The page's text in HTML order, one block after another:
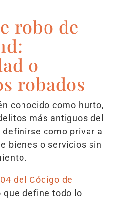
robo de
o
robados
conocido como hurto,
más antiguos del
definirse como privar a
bienes o servicios sin
del Código de
que define todo lo